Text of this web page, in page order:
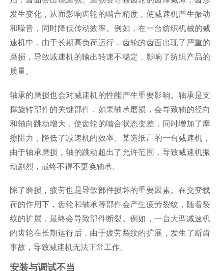
发生变化，从而影响齿轮的啮合精度，使减速机产生振动
和噪音，同时降低传动效率。例如，在一台纺织机械的减
速机中，由于长期高负荷运行，齿轮的齿面出现了严重的
磨损，导致减速机的输出转速不稳定，影响了纺织产品的
质量。
轴承的磨损也会对减速机的性能产生重要影响。轴承是支
撑旋转部件的关键部件，如果轴承磨损，会导致轴的径向
和轴向跳动增大，使齿轮的啮合状态变差，同时增加了摩
擦阻力，降低了减速机的效率。某造纸厂的一台减速机，
由于轴承磨损，轴的跳动超出了允许范围，导致减速机振
动剧烈，最终不得不更换轴承。
除了磨损，疲劳也是导致部件损坏的重要因素。在交变载
荷的作用下，齿轮和轴承等部件会产生疲劳裂纹，随着裂
纹的扩展，最终会导致部件断裂。例如，一台大型减速机
的齿轮在长期运行后，由于疲劳裂纹的扩展，发生了断齿
事故，导致减速机无法正常工作。
安装与调试不当